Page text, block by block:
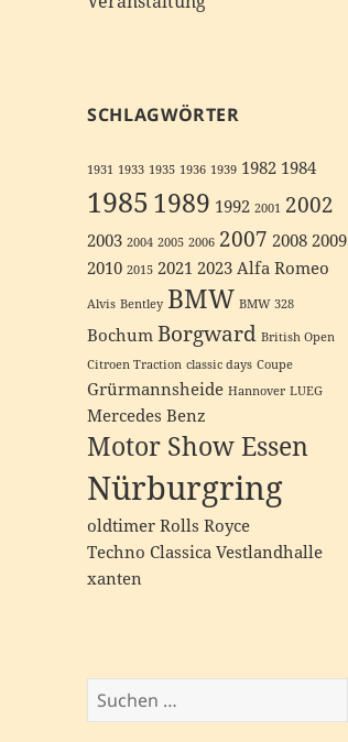
SCHLAGWÖRTER
1931 1933 1935 1936 1939 1982 1984
19851989 1992 2001 2002
2003 2004 2005 2006 2007 20082009
2010 2015 2021 2023Alfa Romeo
Alvis Bentley BMW BMW 328
BochumBorgward British Open
Citroen Traction classic days Coupe
Grürmannsheide Hannover LUEG
Mercedes Benz
Motor Show Essen
Nürburgring
oldtimerRolls Royce
Techno ClassicaVestlandhalle
xanten
Suchen
nach: